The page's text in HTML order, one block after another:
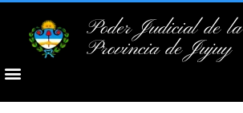
Poder Judicial de la
Provincia de Jujuy